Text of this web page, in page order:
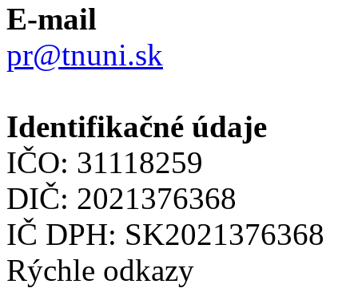
E-mail
pr@tnuni.sk
Identifikačné údaje
IČO: 31118259
DIČ: 2021376368
IČ DPH: SK2021376368
Rýchle odkazy